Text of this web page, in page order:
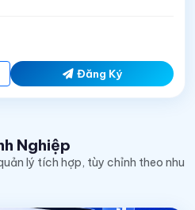
Đăng Ký
Nghiệp
lý tích hợp, tùy chỉnh theo nhu